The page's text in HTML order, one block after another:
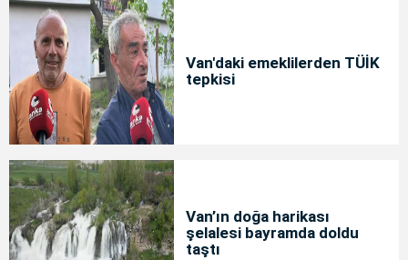
Van'daki emeklilerden TÜİK
tepkisi
Van’ın doğa harikası
şelalesi bayramda doldu
taştı